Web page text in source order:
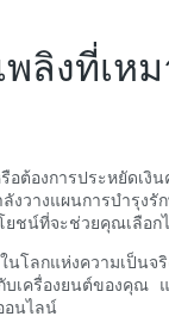
พลิงที่เ
องการประหยัดเงิ
างแผนการบำรุงรั
ชน์ที่จะช่วยคุณเลือ
นโลกแห่งความเป็
เครื่องยนต์ของคุ
อนไลน์